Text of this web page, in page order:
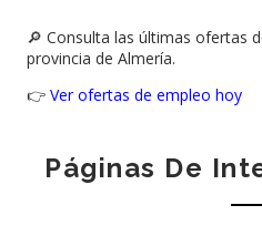
🔎 Consulta las últimas ofertas
provincia de Almería.
👉 Ver ofertas de empleo hoy
Páginas De